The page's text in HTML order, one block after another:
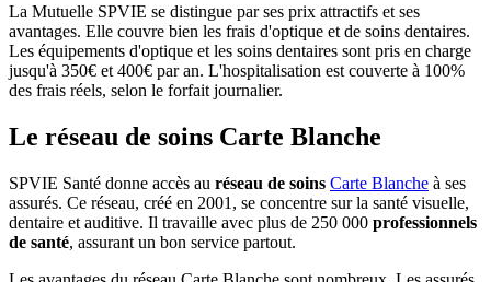
La Mutuelle SPVIE se distingue par ses prix attractifs et ses
avantages. Elle couvre bien les frais d'optique et de soins dentaires.
Les équipements d'optique et les soins dentaires sont pris en charge
jusqu'à 350€ et 400€ par an. L'hospitalisation est couverte à 100%
des frais réels, selon le forfait journalier.
Le réseau de soins Carte Blanche
SPVIE Santé donne accès au réseau de soins Carte Blanche à ses
assurés. Ce réseau, créé en 2001, se concentre sur la santé visuelle,
dentaire et auditive. Il travaille avec plus de 250 000 professionnels
de santé, assurant un bon service partout.